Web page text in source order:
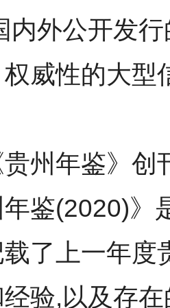
内外公开发
威性的大型
州年鉴》创
年鉴(2020)
了上一年度
验,以及存